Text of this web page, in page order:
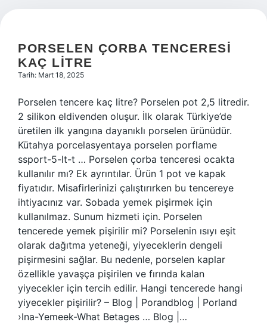
PORSELEN ÇORBA TENCERESI
KAÇ LITRE
Tarih: Mart 18, 2025
Porselen tencere kaç litre? Porselen pot 2,5 litredir.
2 silikon eldivenden oluşur. İlk olarak Türkiye’de
üretilen ilk yangına dayanıklı porselen ürünüdür.
Kütahya porcelasyentaya porselen porflame
ssport-5-lt-t … Porselen çorba tenceresi ocakta
kullanılır mı? Ek ayrıntılar. Ürün 1 pot ve kapak
fiyatıdır. Misafirlerinizi çalıştırırken bu tencereye
ihtiyacınız var. Sobada yemek pişirmek için
kullanılmaz. Sunum hizmeti için. Porselen
tencerede yemek pişirilir mi? Porselenin ısıyı eşit
olarak dağıtma yeteneği, yiyeceklerin dengeli
pişirmesini sağlar. Bu nedenle, porselen kaplar
özellikle yavaşça pişirilen ve fırında kalan
yiyecekler için tercih edilir. Hangi tencerede hangi
yiyecekler pişirilir? – Blog | Porandblog | Porland
›Ina-Yemeek-What Betages … Blog |…